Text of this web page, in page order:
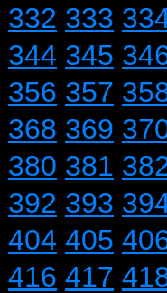
332 333
344 345
356 357
368 369
380 381
392 393
404 405
416 417